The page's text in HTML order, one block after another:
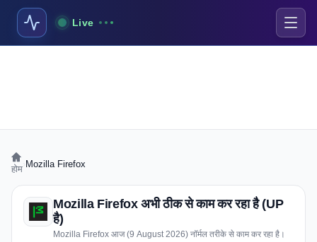
Live
होम Mozilla Firefox
Mozilla Firefox अभी ठीक से काम कर रहा है (UP
है)
Mozilla Firefox आज (9 August 2026) नॉर्मल तरीके से काम कर रहा है।